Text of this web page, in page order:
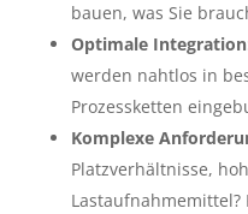
bauen, was Sie
Optimale Integration
werden nahtlos in
Prozessketten
Komplexe
Platzverhältnisse,
Lastaufnahmemittel?